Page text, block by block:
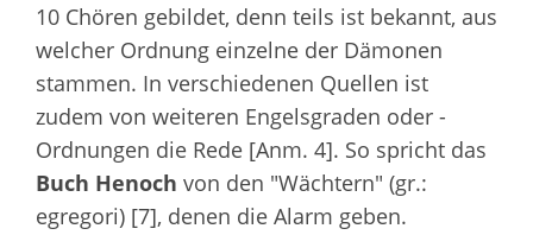
10 Chören gebildet, denn teils ist bekannt, aus
welcher Ordnung einzelne der Dämonen
stammen. In verschiedenen Quellen ist
zudem von weiteren Engelsgraden oder -
Ordnungen die Rede [Anm. 4]. So spricht das
Buch Henoch von den "Wächtern" (gr.:
egregori) [7], denen die Alarm geben.